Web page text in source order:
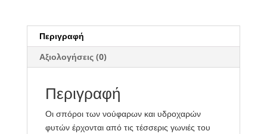
Περιγραφή
Αξιολογήσεις (0)
Περιγραφή
Οι σπόροι των νούφαρων και υδροχαρών
φυτών έρχονται από τις τέσσερις γωνιές του